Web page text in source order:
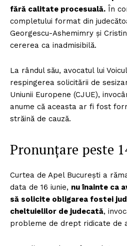
fără calitate procesuală. În
completului format din
Georgescu-Ashemimry și
cererea ca inadmisibilă.
La rândul său, avocatul lui
respingerea solicitării de
Uniunii Europene (CJUE),
anume că aceasta ar fi fost
străină de cauză.
Pronunțare peste
Curtea de Apel București a
data de 16 iunie, nu înainte ca
să solicite obligarea fostei
cheltuielilor de judecată,
probleme de drept ridicate de